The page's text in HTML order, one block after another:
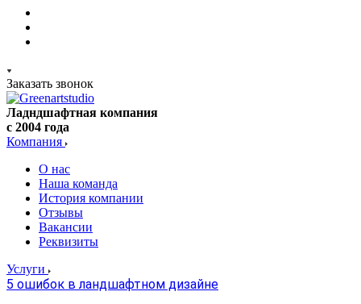
Заказать звонок
Ладндшафтная компания
с 2004 года
Компания
О нас
Наша команда
История компании
Отзывы
Вакансии
Реквизиты
Услуги
5 ошибок в ландшафтном дизайне